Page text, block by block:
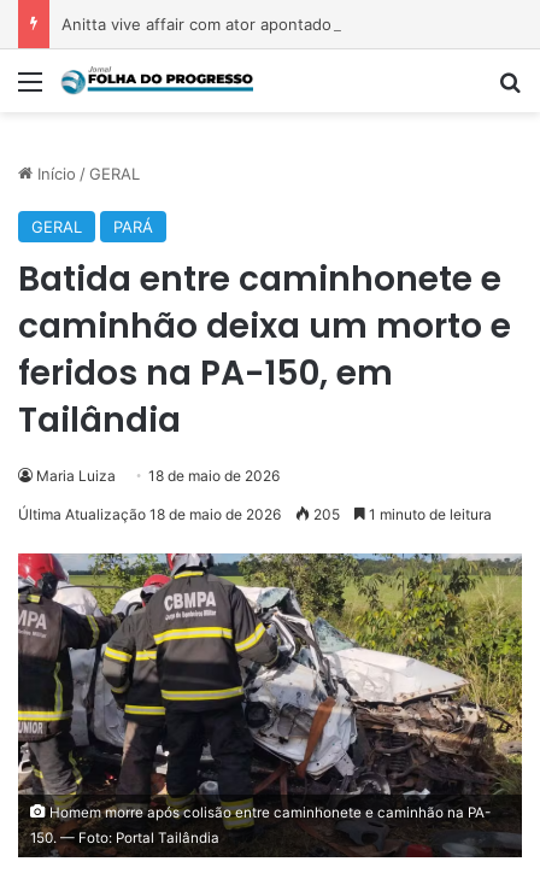
Menu
Início /GERAL
GERAL PARÁ
Batida entre caminhonete e
caminhão deixa um morto e
feridos na PA-150, em
Tailândia
Maria Luiza 18 de maio de 2026
Última Atualização 18 de maio de 2026 205 1 minuto de leitura
Homem morre após colisão entre caminhonete e caminhão na PA-
150. — Foto: Portal Tailândia